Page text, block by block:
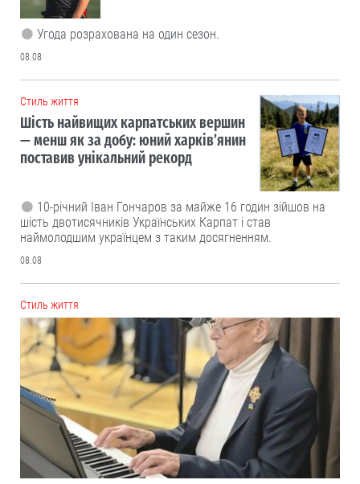
Угода розрахована на один сезон.
08.08
Cтиль життя
Шість найвищих карпатських вершин
— менш як за добу: юний харків’янин
поставив унікальний рекорд
10-річний Іван Гончаров за майже 16 годин зійшов на
шість двотисячників Українських Карпат і став
наймолодшим українцем з таким досягненням.
08.08
Cтиль життя